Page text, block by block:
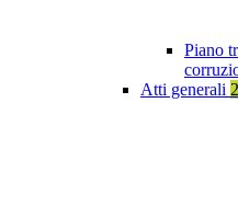
Piano
Atti generali